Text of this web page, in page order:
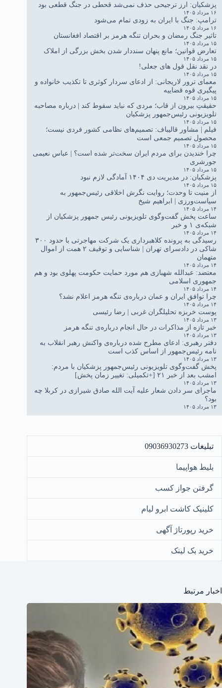
پزشکیان: ارز ترجیحی حذف نمی‌شد قحطی در جنگ قطعی بود
۱۶ مرداد ۱۴۰۵
ترامپ: جنگ با ایران به زودی تمام می‌شود
۱۶ مرداد ۱۴۰۵
تاثیر جنگ رمضان و بحران تنگه هرمز بر اقتصاد افغانستان
۱۵ مرداد ۱۴۰۵
تعارض قوانین؛ مانع پنهان سنددار شدن بخش بزرگی از املاک
۱۵ مرداد ۱۴۰۵
در نقد نقل قول های جعلی!
۱۵ مرداد ۱۴۰۵
معمای ترور لاریجانی: از ادعای سردار کوثری تا تکذیب خانواده و
پیگیری قوه قضاییه
۱۵ مرداد ۱۴۰۵
حقیقتِ بیرون از قاب؛ مردی که نباید سقوط کند | درباره مصاحبه
تلویزیونی رئیس‌جمهور پزشکیان
۱۵ مرداد ۱۴۰۵
فیلم | مشاور قالیباف: تصمیم‌های نظامی کشور فردی نیست؛
محصول تصمیم جمعی است
۱۵ مرداد ۱۴۰۵
چرا خندیدن برای مردم ایران سخت‌تر شده است؟ | عباس نعیمی
جورشری
۱۵ مرداد ۱۴۰۵
پزشکیان: در مدیریت دی ۱۴۰۴ آمادگی لازم نبود
۱۵ مرداد ۱۴۰۵
از منیت تا وحدت؛ روایت نگرش اخلاقی رئیس‌جمهور به
سیاست‌ورزی | ابراهیم شیخ
۱۴ مرداد ۱۴۰۵
ساعت پخش گفت‌وگوی تلویزیونی رئیس جمهور پزشکیان از
شبکه‌ی ۱ و خبر
۱۴ مرداد ۱۴۰۵
رسیدگی به پرونده کلاهبرداری یک شرکت مهاجرتی با حدود ۳۰۰
شاکی در دادسرای تهران | شناسایی و توقیف ۲ همت از اموال
متهمان
۱۴ مرداد ۱۴۰۵
معتضد: عبدالله شهبازی هم مورد حمایت حکومت پهلوی بود و هم
جمهوری اسلامی
۱۴ مرداد ۱۴۰۵
چرا توافق ایران و عمان درباره‌ی تنگه هرمز اعلام نشد؟
۱۴ مرداد ۱۴۰۵
پوست خربزه تحلیلگران غربی | رضا رئیسی
۱۳ مرداد ۱۴۰۵
خبر تازه از مذاکرات در حال انجام درباره‌ی تنگه هرمز
۱۳ مرداد ۱۴۰۵
دفتر رهبری: ادعای مطرح شده درباره‌ی واکنش رهبر انقلاب به
نامه رئیس‌جمهور از اساس کذب است
۱۳ مرداد ۱۴۰۵
پخش گفت‌وگوی تلویزیونی رئیس‌جمهور پزشکیان با مردم:
امشب بعد از خبر ۲۱ [+تکمیلی: تغییر زمان پخش]
۱۳ مرداد ۱۴۰۵
ماجرای سر دادن شعار علیه آیت الله صادق شیرازی در کربلا چه
بود؟
۱۳ مرداد ۱۴۰۵
تبلیغات 09036930273
بلیط هواپیما
گرفتن جواز کسب
کلینیک کاشت ابرو لیام
خرید رپورتاژ آگهی
خرید بک لینک
اخبار مرتبط